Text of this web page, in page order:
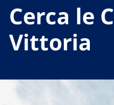
Cerca le
Vittoria